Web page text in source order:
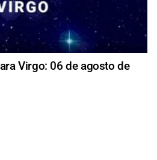
Virgo: 06 de agosto de